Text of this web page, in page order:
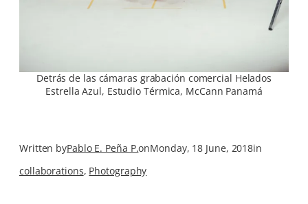
Detrás de las cámaras grabación comercial Helados
Estrella Azul, Estudio Térmica, McCann Panamá
Written byPablo E. Peña P.onMonday, 18 June, 2018in
collaborations, Photography